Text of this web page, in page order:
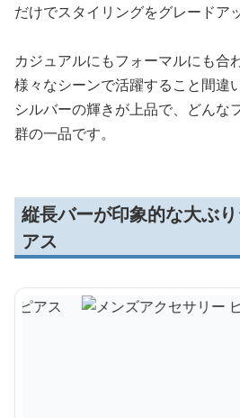
だけでスタイリングをグレードア
カジュアルにもフォーマルにも合
様々なシーンで活躍すること間違
シルバーの輝きが上品で、どんな
群の一品です。
縦長バーが印象的な大ぶ
アス